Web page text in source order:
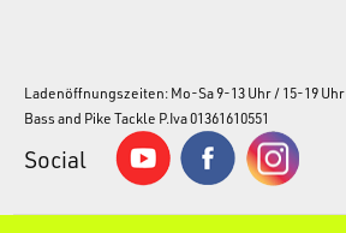
Ladenöffnungszeiten: Mo-Sa 9-13 Uhr / 15-19 Uhr
Bass and Pike Tackle P.Iva 01361610551
Social